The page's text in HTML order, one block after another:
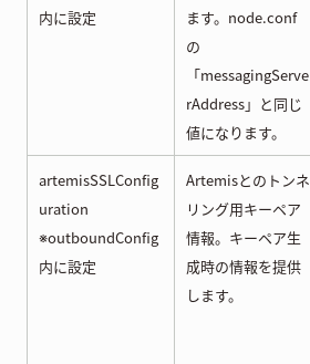
内に設定
ます。node.conf
の
「messagingServe
rAddress」と同じ
値になります。
artemisSSLConfig
uration
※outboundConfig
内に設定
Artemisとのトンネ
リング用キーペア
情報。キーペア生
成時の情報を提供
します。